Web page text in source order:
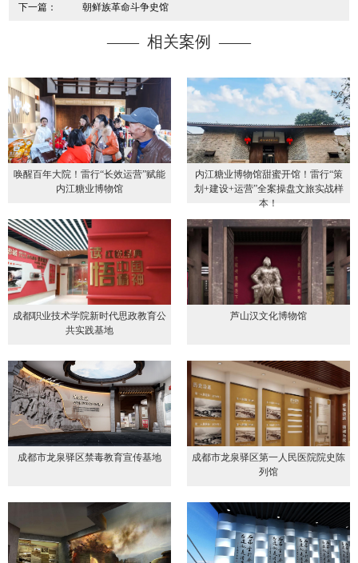
下一篇： 朝鲜族革命斗争史馆
—— 相关案例 ——
唤醒百年大院！雷行“长效运营”赋能
内江糖业博物馆
内江糖业博物馆甜蜜开馆！雷行“策
划+建设+运营”全案操盘文旅实战样
本！
成都职业技术学院新时代思政教育公
共实践基地
芦山汉文化博物馆
成都市龙泉驿区禁毒教育宣传基地
成都市龙泉驿区第一人民医院院史陈
列馆